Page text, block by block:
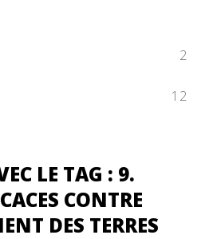
2
12
LE TAG : 9.
CONTRE
DES TERRES